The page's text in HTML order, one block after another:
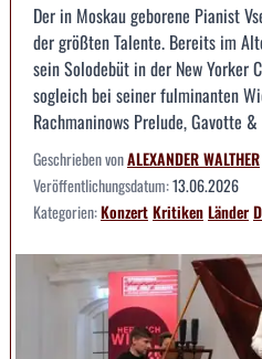
Der in Moskau geborene Pianist
der größten Talente. Bereits im
sein Solodebüt in der New Yorker
sogleich bei seiner fulminanten
Rachmaninows Prelude, Gavotte
Geschrieben vonALEXANDER WALTHER
Veröffentlichungsdatum:13.06.2026
Kategorien:KonzertKritikenLänder